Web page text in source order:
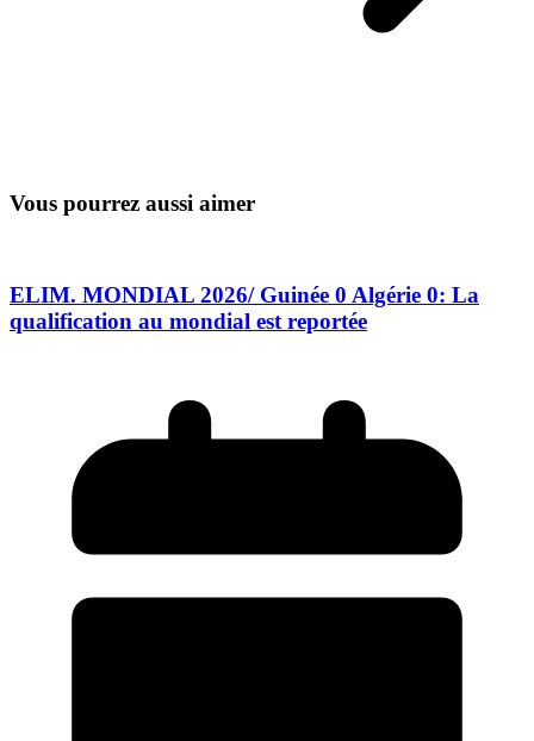
Vous pourrez aussi aimer
ELIM. MONDIAL 2026/ Guinée 0 Algérie 0: La
qualification au mondial est reportée